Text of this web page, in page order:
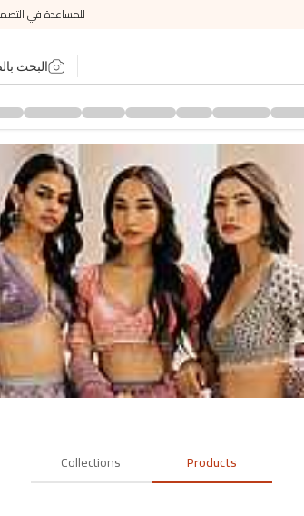
للمساعدة في
البحث
Products
Collections